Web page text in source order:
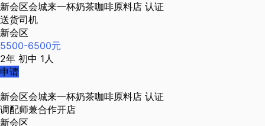
新会区会城来一杯奶茶咖啡原料店 认证
送货司机
新会区
5500-6500元
2年 初中 1人
申请
新会区会城来一杯奶茶咖啡原料店 认证
调配师兼合作开店
新会区